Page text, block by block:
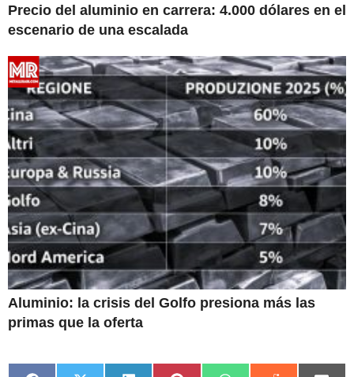
Precio del aluminio en carrera: 4.000 dólares en el
escenario de una escalada
Aluminio: la crisis del Golfo presiona más las
primas que la oferta